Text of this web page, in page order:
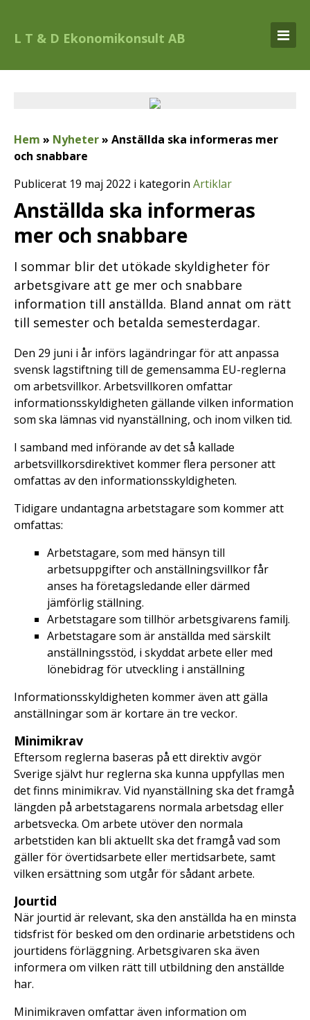
L T & D Ekonomikonsult AB
Hem » Nyheter» Anställda ska informeras mer
och snabbare
Publicerat 19 maj 2022 i kategorin Artiklar
Anställda ska informeras
mer och snabbare
I sommar blir det utökade skyldigheter för
arbetsgivare att ge mer och snabbare
information till anställda. Bland annat om rätt
till semester och betalda semesterdagar.
Den 29 juni i år införs lagändringar för att anpassa
svensk lagstiftning till de gemensamma EU-reglerna
om arbetsvillkor. Arbetsvillkoren omfattar
informationsskyldigheten gällande vilken information
som ska lämnas vid nyanställning, och inom vilken tid.
I samband med införande av det så kallade
arbetsvillkorsdirektivet kommer flera personer att
omfattas av den informationsskyldigheten.
Tidigare undantagna arbetstagare som kommer att
omfattas:
Arbetstagare, som med hänsyn till
arbetsuppgifter och anställningsvillkor får
anses ha företagsledande eller därmed
jämförlig ställning.
Arbetstagare som tillhör arbetsgivarens familj.
Arbetstagare som är anställda med särskilt
anställningsstöd, i skyddat arbete eller med
lönebidrag för utveckling i anställning
Informationsskyldigheten kommer även att gälla
anställningar som är kortare än tre veckor.
Minimikrav
Eftersom reglerna baseras på ett direktiv avgör
Sverige självt hur reglerna ska kunna uppfyllas men
det finns minimikrav. Vid nyanställning ska det framgå
längden på arbetstagarens normala arbetsdag eller
arbetsvecka. Om arbete utöver den normala
arbetstiden kan bli aktuellt ska det framgå vad som
gäller för övertidsarbete eller mertidsarbete, samt
vilken ersättning som utgår för sådant arbete.
Jourtid
När jourtid är relevant, ska den anställda ha en minsta
tidsfrist för besked om den ordinarie arbetstidens och
jourtidens förläggning. Arbetsgivaren ska även
informera om vilken rätt till utbildning den anställde
har.
Minimikraven omfattar även information om